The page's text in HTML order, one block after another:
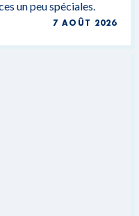
un peu spéciales.
7 AOÛT 2026